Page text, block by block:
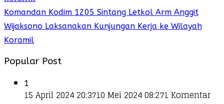
Komandan Kodim 1205 Sintang Letkol Arm Anggit
Wijaksono Laksanakan Kunjungan Kerja ke Wilayah
Koramil
Popular Post
1
15 April 2024 20:3710 Mei 2024 08:271 Komentar